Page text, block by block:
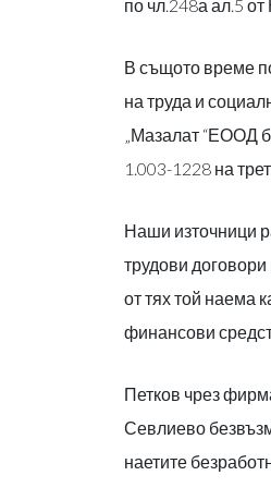
по чл.248а ал.5
В същото време
на труда и
„Мазалат “ЕООД
1.003-1228 на
Наши източници
трудови
от тях той наема
финансови
Петков чрез
Севлиево
наетите